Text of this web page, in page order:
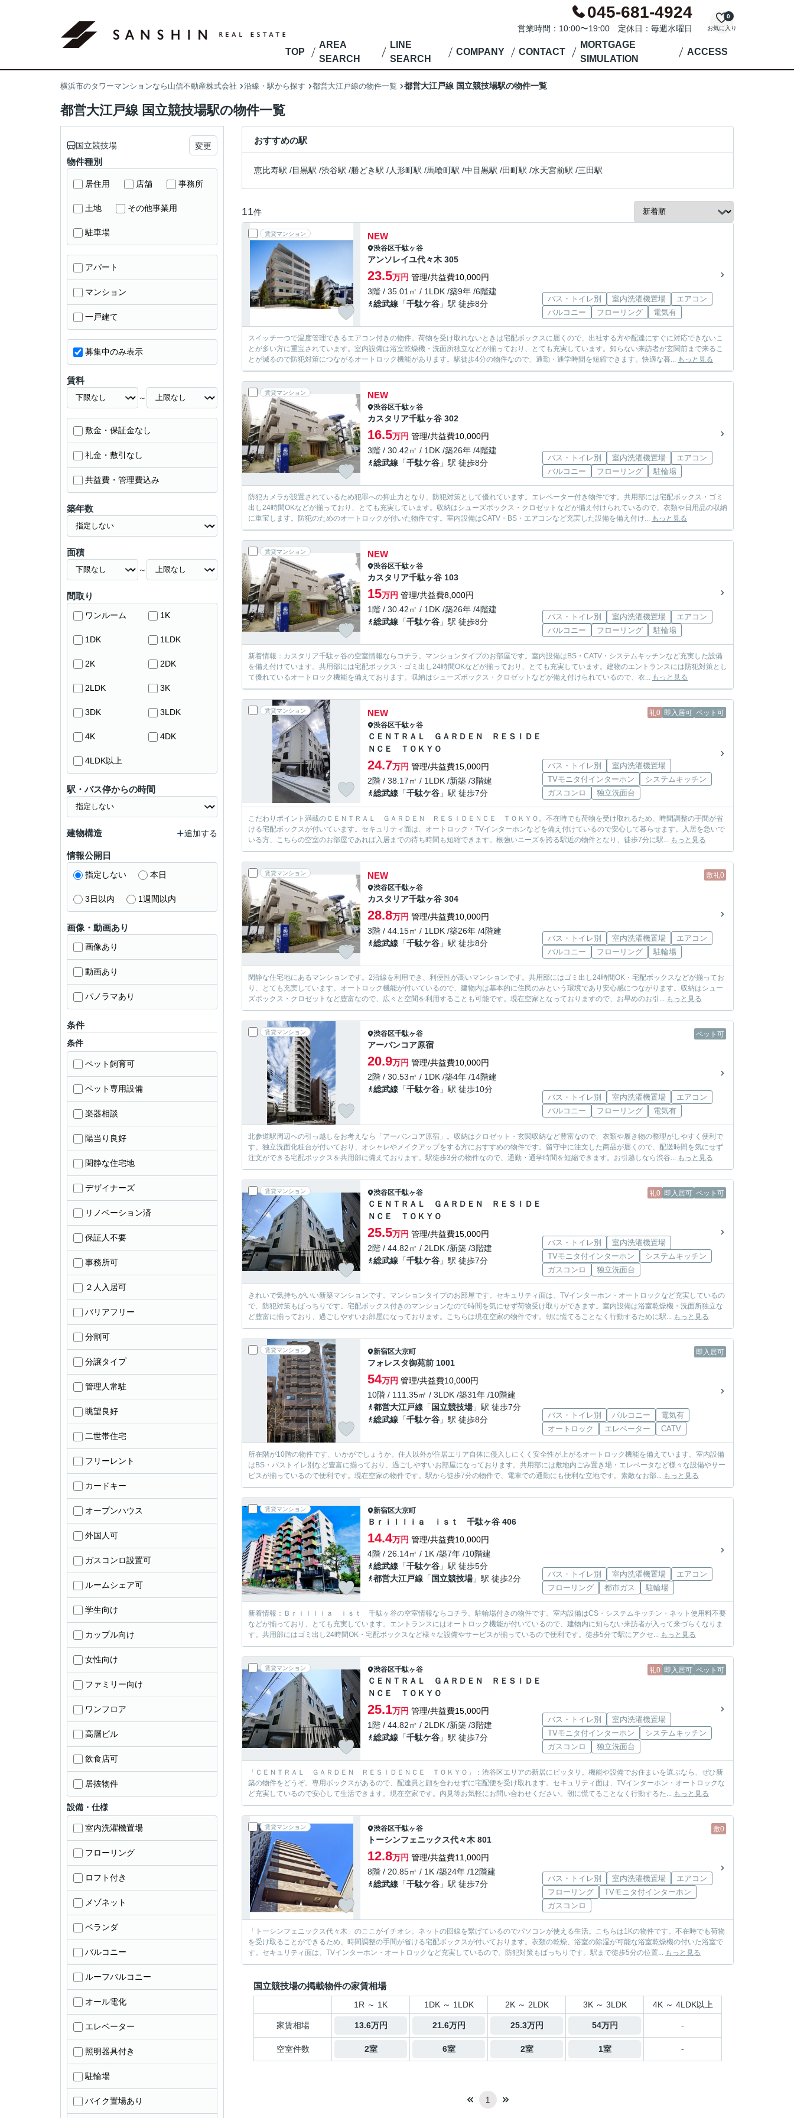
045-681-4924
営業時間：10:00〜19:00 定休日：毎週水曜日 お気に入り
0
TOP
AREA
SEARCH
LINE
SEARCH
COMPANY CONTACT
MORTGAGE
SIMULATION
ACCESS
横浜市のタワーマンションなら山信不動産株式会社 沿線・駅から探す 都営大江戸線の物件一覧 都営大江戸線 国立競技場駅の物件一覧
都営大江戸線 国立競技場駅の物件一覧
おすすめの駅
恵比寿駅 /目黒駅 /渋谷駅 /勝どき駅 /人形町駅 /馬喰町駅 /中目黒駅 /田町駅 /水天宮前駅 /三田駅
11件
賃貸マンション NEW
渋谷区千駄ヶ谷
アンソレイユ代々木 305
23.5万円 管理/共益費10,000円
3階 / 35.01㎡ / 1LDK /築9年 /6階建
総武線 「千駄ケ谷 」駅 徒歩8分
バス・トイレ別 室内洗濯機置場
エアコン
バルコニー
フローリング 電気有
スイッチ一つで温度管理できるエアコン付きの物件。荷物を受け取れないときは宅配ボックスに届くので、出社する方や配達にすぐに対応できないこ
とが多い方に重宝されています。室内設備は浴室乾燥機・洗面所独立などが揃っており、とても充実しています。知らない来訪者が玄関前まで来るこ
とが減るので防犯対策につながるオートロック機能があります。駅徒歩4分の物件なので、通勤・通学時間を短縮できます。快適な暮... もっと見る
賃貸マンション NEW
渋谷区千駄ヶ谷
カスタリア千駄ヶ谷 302
16.5万円 管理/共益費10,000円
3階 / 30.42㎡ / 1DK /築26年 /4階建
総武線 「千駄ケ谷 」駅 徒歩8分
バス・トイレ別 室内洗濯機置場
エアコン
バルコニー
フローリング 駐輪場
防犯カメラが設置されているため犯罪への抑止力となり、防犯対策として優れています。エレベーター付き物件です。共用部には宅配ボックス・ゴミ
出し24時間OKなどが揃っており、とても充実しています。収納はシューズボックス・クロゼットなどが備え付けられているので、衣類や日用品の収納
に重宝します。防犯のためのオートロックが付いた物件です。室内設備はCATV・BS・エアコンなど充実した設備を備え付け... もっと見る
賃貸マンション NEW
渋谷区千駄ヶ谷
カスタリア千駄ヶ谷 103
15万円 管理/共益費8,000円
1階 / 30.42㎡ / 1DK /築26年 /4階建
総武線 「千駄ケ谷 」駅 徒歩8分
バス・トイレ別 室内洗濯機置場
エアコン
バルコニー
フローリング 駐輪場
新着情報：カスタリア千駄ヶ谷の空室情報ならコチラ。マンションタイプのお部屋です。室内設備はBS・CATV・システムキッチンなど充実した設備
を備え付けています。共用部には宅配ボックス・ゴミ出し24時間OKなどが揃っており、とても充実しています。建物のエントランスには防犯対策とし
て優れているオートロック機能を備えております。収納はシューズボックス・クロゼットなどが備え付けられているので、衣... もっと見る
賃貸マンション 礼0 即入居可 ペット可
NEW
渋谷区千駄ヶ谷
ＣＥＮＴＲＡＬ ＧＡＲＤＥＮ ＲＥＳＩＤＥ
ＮＣＥ ＴＯＫＹＯ
24.7万円 管理/共益費15,000円
2階 / 38.17㎡ / 1LDK /新築 /3階建
総武線 「千駄ケ谷 」駅 徒歩7分
バス・トイレ別
室内洗濯機置場
TVモニタ付インターホン
システムキッチン
ガスコンロ
独立洗面台
こだわりポイント満載のＣＥＮＴＲＡＬ ＧＡＲＤＥＮ ＲＥＳＩＤＥＮＣＥ ＴＯＫＹＯ。不在時でも荷物を受け取れるため、時間調整の手間が省
ける宅配ボックスが付いています。セキュリティ面は、オートロック・TVインターホンなどを備え付けているので安心して暮らせます。入居を急いで
いる方、こちらの空室のお部屋であれば入居までの待ち時間も短縮できます。根強いニーズを誇る駅近の物件となり、徒歩7分に駅... もっと見る
賃貸マンション 敷礼0
NEW
渋谷区千駄ヶ谷
カスタリア千駄ヶ谷 304
28.8万円 管理/共益費10,000円
3階 / 44.15㎡ / 1LDK /築26年 /4階建
総武線 「千駄ケ谷 」駅 徒歩8分
バス・トイレ別 室内洗濯機置場
エアコン
バルコニー
フローリング 駐輪場
閑静な住宅地にあるマンションです。2沿線を利用でき、利便性が高いマンションです。共用部にはゴミ出し24時間OK・宅配ボックスなどが揃ってお
り、とても充実しています。オートロック機能が付いているので、建物内は基本的に住民のみという環境であり安心感につながります。収納はシュー
ズボックス・クロゼットなど豊富なので、広々と空間を利用することも可能です。現在空家となっておりますので、お早めのお引... もっと見る
賃貸マンション ペット可
渋谷区千駄ヶ谷
アーバンコア原宿
20.9万円 管理/共益費10,000円
2階 / 30.53㎡ / 1DK /築4年 /14階建
総武線 「千駄ケ谷 」駅 徒歩10分
バス・トイレ別 室内洗濯機置場
エアコン
バルコニー
フローリング 電気有
北参道駅周辺への引っ越しをお考えなら「アーバンコア原宿」。収納はクロゼット・玄関収納など豊富なので、衣類や履き物の整理がしやすく便利で
す。独立洗面化粧台が付いており、オシャレやメイクアップをする方におすすめの物件です。留守中に注文した商品が届くので、配送時間を気にせず
注文ができる宅配ボックスを共用部に備えております。駅徒歩3分の物件なので、通勤・通学時間を短縮できます。お引越しなら渋谷... もっと見る
賃貸マンション 礼0 即入居可 ペット可
渋谷区千駄ヶ谷
ＣＥＮＴＲＡＬ ＧＡＲＤＥＮ ＲＥＳＩＤＥ
ＮＣＥ ＴＯＫＹＯ
25.5万円 管理/共益費15,000円
2階 / 44.82㎡ / 2LDK /新築 /3階建
総武線 「千駄ケ谷 」駅 徒歩7分
バス・トイレ別
室内洗濯機置場
TVモニタ付インターホン
システムキッチン
ガスコンロ
独立洗面台
きれいで気持ちがいい新築マンションです。マンションタイプのお部屋です。セキュリティ面は、TVインターホン・オートロックなど充実しているの
で、防犯対策もばっちりです。宅配ボックス付きのマンションなので時間を気にせず荷物受け取りができます。室内設備は浴室乾燥機・洗面所独立な
ど豊富に揃っており、過ごしやすいお部屋になっております。こちらは現在空家の物件です。朝に慌てることなく行動するために駅... もっと見る
賃貸マンション 即入居可
新宿区大京町
フォレスタ御苑前 1001
54万円 管理/共益費10,000円
10階 / 111.35㎡ / 3LDK /築31年 /10階建
都営大江戸線 「 国立競技場」駅 徒歩7分
総武線 「千駄ケ谷 」駅 徒歩8分 バス・トイレ別 バルコニー
電気有
オートロック
エレベーター CATV
所在階が10階の物件です、いかがでしょうか。住人以外が住居エリア自体に侵入しにくく安全性が上がるオートロック機能を備えています。室内設備
はBS・バストイレ別など豊富に揃っており、過ごしやすいお部屋になっております。共用部には敷地内ごみ置き場・エレベータなど様々な設備やサー
ビスが揃っているので便利です。現在空家の物件です。駅から徒歩7分の物件で、電車での通勤にも便利な立地です。素敵なお部... もっと見る
賃貸マンション 新宿区大京町
Ｂｒｉｌｌｉａ ｉｓｔ 千駄ヶ谷 406
14.4万円 管理/共益費10,000円
4階 / 26.14㎡ / 1K /築7年 /10階建
総武線 「千駄ケ谷 」駅 徒歩5分
都営大江戸線 「 国立競技場」駅 徒歩2分 バス・トイレ別 室内洗濯機置場
エアコン
フローリング
都市ガス 駐輪場
新着情報：Ｂｒｉｌｌｉａ ｉｓｔ 千駄ヶ谷の空室情報ならコチラ。駐輪場付きの物件です。室内設備はCS・システムキッチン・ネット使用料不要
などが揃っており、とても充実しています。エントランスにはオートロック機能が付いているので、建物内に知らない来訪者が入って来づらくなりま
す。共用部にはゴミ出し24時間OK・宅配ボックスなど様々な設備やサービスが揃っているので便利です。徒歩5分で駅にアクセ... もっと見る
賃貸マンション 礼0 即入居可 ペット可
渋谷区千駄ヶ谷
ＣＥＮＴＲＡＬ ＧＡＲＤＥＮ ＲＥＳＩＤＥ
ＮＣＥ ＴＯＫＹＯ
25.1万円 管理/共益費15,000円
1階 / 44.82㎡ / 2LDK /新築 /3階建
総武線 「千駄ケ谷 」駅 徒歩7分
バス・トイレ別
室内洗濯機置場
TVモニタ付インターホン
システムキッチン
ガスコンロ
独立洗面台
「ＣＥＮＴＲＡＬ ＧＡＲＤＥＮ ＲＥＳＩＤＥＮＣＥ ＴＯＫＹＯ」：渋谷区エリアの新居にピッタリ。機能や設備でお住まいを選ぶなら、ぜひ新
築の物件をどうぞ。専用ボックスがあるので、配達員と顔を合わせずに宅配便を受け取れます。セキュリティ面は、TVインターホン・オートロックな
ど充実しているので安心して生活できます。現在空家です。内見等お気軽にお問い合わせください。朝に慌てることなく行動するた... もっと見る
賃貸マンション 敷0
渋谷区千駄ヶ谷
トーシンフェニックス代々木 801
12.8万円 管理/共益費11,000円
8階 / 20.85㎡ / 1K /築24年 /12階建
総武線 「千駄ケ谷 」駅 徒歩7分
バス・トイレ別 室内洗濯機置場
エアコン
フローリング
TVモニタ付インターホン
ガスコンロ
「トーシンフェニックス代々木」のここがイチオシ。ネットの回線を繋げているのでパソコンが使える生活。こちらは1Kの物件です。不在時でも荷物
を受け取ることができるため、時間調整の手間が省ける宅配ボックスが付いております。衣類の乾燥、浴室の除湿が可能な浴室乾燥機の付いた浴室で
す。セキュリティ面は、TVインターホン・オートロックなど充実しているので、防犯対策もばっちりです。駅まで徒歩5分の位置... もっと見る
国立競技場の掲載物件の家賃相場
1R ～ 1K 1DK ～ 1LDK 2K ～ 2LDK 3K ～ 3LDK 4K ～ 4LDK以上
家賃相場 13.6万円 21.6万円 25.3万円 54万円 -
空室件数 2室 6室 2室 1室 -
1
国立競技場 変更
物件種別
居住用 店舗 事務所
土地 その他事業用
駐車場
アパート
マンション
一戸建て
募集中のみ表示
賃料
～
敷金・保証金なし
礼金・敷引なし
共益費・管理費込み
築年数
面積
～
間取り
ワンルーム 1K
1DK 1LDK
2K 2DK
2LDK 3K
3DK 3LDK
4K 4DK
4LDK以上
駅・バス停からの時間
建物構造 追加する
情報公開日
指定しない 本日
3日以内 1週間以内
画像・動画あり
画像あり
動画あり
パノラマあり
条件
条件
ペット飼育可
ペット専用設備
楽器相談
陽当り良好
閑静な住宅地
デザイナーズ
リノベーション済
保証人不要
事務所可
２人入居可
バリアフリー
分割可
分譲タイプ
管理人常駐
眺望良好
二世帯住宅
フリーレント
カードキー
オープンハウス
外国人可
ガスコンロ設置可
ルームシェア可
学生向け
カップル向け
女性向け
ファミリー向け
ワンフロア
高層ビル
飲食店可
居抜物件
設備・仕様
室内洗濯機置場
フローリング
ロフト付き
メゾネット
ベランダ
バルコニー
ルーフバルコニー
オール電化
エレベーター
照明器具付き
駐輪場
バイク置場あり